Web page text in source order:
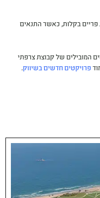
פריים בקלות, כאשר התנאים
המובילים של קבוצת צרפתי
פרויקטים חדשים בשיווק.